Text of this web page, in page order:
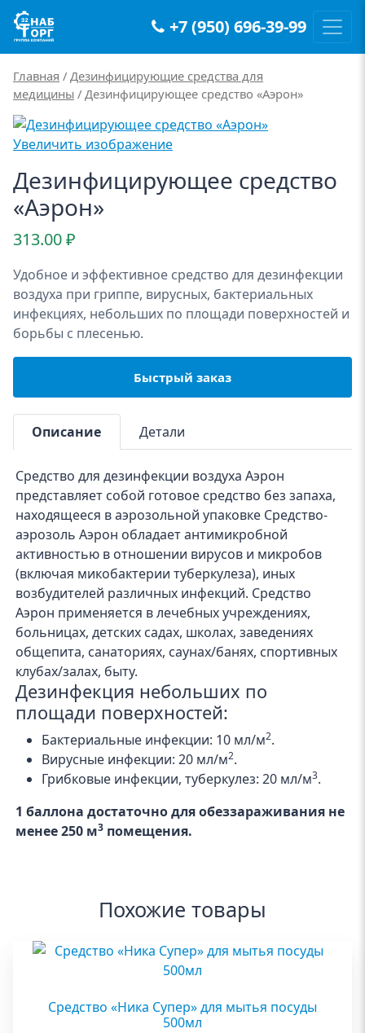
Main Navigation +7 (950) 696-39-99
Главная / Дезинфицирующие средства для
медицины / Дезинфицирующее средство «Аэрон»
Увеличить изображение
Дезинфицирующее средство
«Аэрон»
313.00₽
Удобное и эффективное средство для дезинфекции
воздуха при гриппе, вирусных, бактериальных
инфекциях, небольших по площади поверхностей и
борьбы с плесенью.
Быстрый заказ
Описание Детали
Средство для дезинфекции воздуха Аэрон
представляет собой готовое средство без запаха,
находящееся в аэрозольной упаковке Средство-
аэрозоль Аэрон обладает антимикробной
активностью в отношении вирусов и микробов
(включая микобактерии туберкулеза), иных
возбудителей различных инфекций. Средство
Аэрон применяется в лечебных учреждениях,
больницах, детских садах, школах, заведениях
общепита, санаториях, саунах/банях, спортивных
клубах/залах, быту.
Дезинфекция небольших по
площади поверхностей:
Бактериальные инфекции: 10 мл/м2.
Вирусные инфекции: 20 мл/м2.
Грибковые инфекции, туберкулез: 20 мл/м3.
1 баллона достаточно для обеззараживания не
менее 250 м3 помещения.
Похожие товары
Средство «Ника Супер» для мытья посуды
500мл